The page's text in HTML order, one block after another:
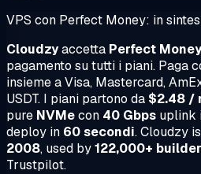
VPS con Perfect Money: in
Cloudzyaccetta Perfect Money
pagamento su tutti i piani. Paga
insieme a Visa, Mastercard,
USDT. I piani partono da $2.48 /
pure NVMecon 40 Gbps uplink
deploy in 60 secondi. Cloudzy
2008, used by122,000+
Trustpilot.